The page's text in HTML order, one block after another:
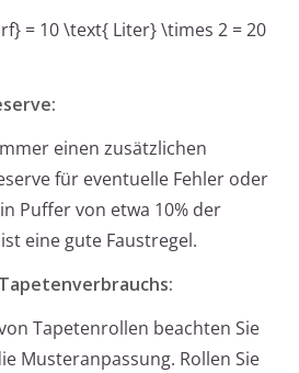
= 10 \text{ Liter} \times 2 = 20
einen zusätzlichen
für eventuelle Fehler oder
Puffer von etwa 10% der
eine gute Faustregel.
Tapetenrollen beachten Sie
Musteranpassung. Rollen Sie